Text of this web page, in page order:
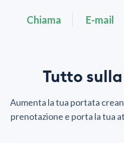
Chiama E-mail
Tutto
Aumenta la tua portata
prenotazione e porta la tua